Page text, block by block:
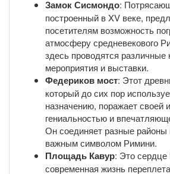
Замок Сисмондо:
построенный в XV веке,
посетителям возможность
атмосферу средневекового
здесь проводятся различные
мероприятия и выставки.
Федериков мост: Этот
который до сих пор
назначению, поражает своей
гениальностью и
Он соединяет разные районы
важным символом Римини.
Площадь Кавур: Это сердце
современная жизнь